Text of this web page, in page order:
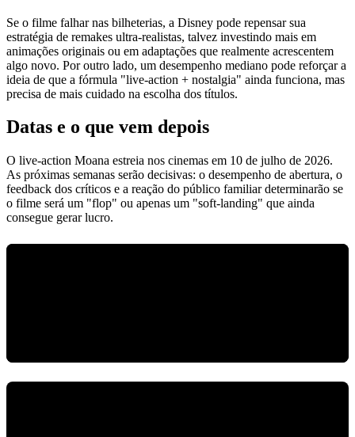
Se o filme falhar nas bilheterias, a Disney pode repensar sua
estratégia de remakes ultra‑realistas, talvez investindo mais em
animações originais ou em adaptações que realmente acrescentem
algo novo. Por outro lado, um desempenho mediano pode reforçar a
ideia de que a fórmula "live‑action + nostalgia" ainda funciona, mas
precisa de mais cuidado na escolha dos títulos.
Datas e o que vem depois
O live-action Moana estreia nos cinemas em 10 de julho de 2026.
As próximas semanas serão decisivas: o desempenho de abertura, o
feedback dos críticos e a reação do público familiar determinarão se
o filme será um "flop" ou apenas um "soft‑landing" que ainda
consegue gerar lucro.